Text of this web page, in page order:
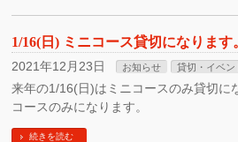
1/16(日) ミニコース貸切になります
2021年12月23日 お知らせ 貸切・イベン
来年の1/16(日)はミニコースのみ貸切に
コースのみになります。
続きを読む